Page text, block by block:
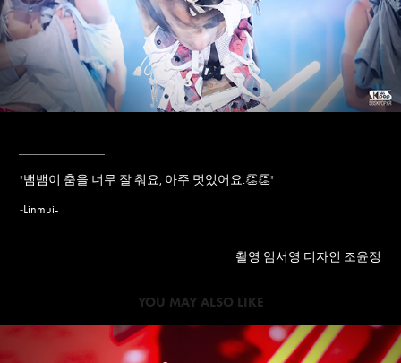
"뱀뱀이 춤을 너무 잘 춰요, 아주 멋있어요.👏👏"
-Linmui-
촬영 임서영 디자인 조윤정
YOU MAY ALSO LIKE